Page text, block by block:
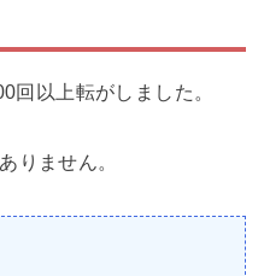
回以上転がしました。
りません。